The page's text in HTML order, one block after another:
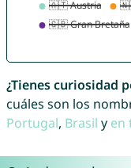
¿Tienes curiosidad
cuáles son los
Portugal, Brasil y en